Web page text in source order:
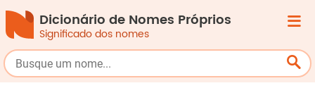
Dicionário de Nomes Próprios
Significado dos nomes